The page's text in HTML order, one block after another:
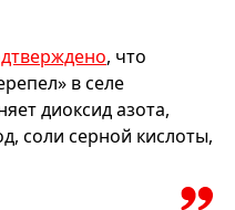
, что
в селе
диоксид азота,
соли серной кислоты,